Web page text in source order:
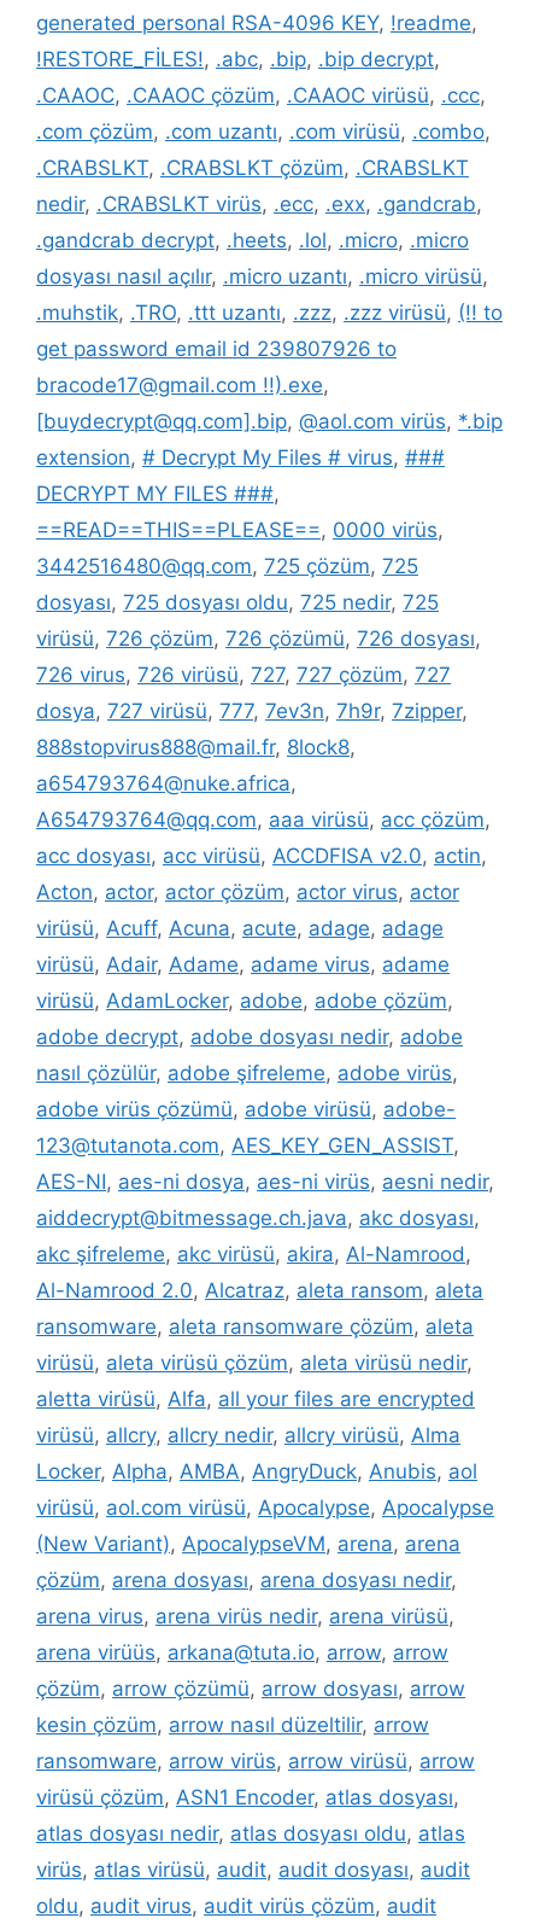
generated personal RSA-4096 KEY, !readme,
!RESTORE_FİLES!, .abc, .bip, .bip decrypt,
.CAAOC, .CAAOC çözüm, .CAAOC virüsü, .ccc,
.com çözüm, .com uzantı, .com virüsü, .combo,
.CRABSLKT, .CRABSLKT çözüm, .CRABSLKT
nedir, .CRABSLKT virüs, .ecc, .exx, .gandcrab,
.gandcrab decrypt, .heets, .lol, .micro, .micro
dosyası nasıl açılır, .micro uzantı, .micro virüsü,
.muhstik, .TRO, .ttt uzantı, .zzz, .zzz virüsü, (!! to
get password email id 239807926 to
bracode17@gmail.com !!).exe,
[buydecrypt@qq.com].bip, @aol.com virüs, *.bip
extension, # Decrypt My Files # virus, ###
DECRYPT MY FILES ###,
==READ==THIS==PLEASE==, 0000 virüs,
3442516480@qq.com, 725 çözüm, 725
dosyası, 725 dosyası oldu, 725 nedir, 725
virüsü, 726 çözüm, 726 çözümü, 726 dosyası,
726 virus, 726 virüsü, 727, 727 çözüm, 727
dosya, 727 virüsü, 777, 7ev3n, 7h9r, 7zipper,
888stopvirus888@mail.fr, 8lock8,
a654793764@nuke.africa,
A654793764@qq.com, aaa virüsü, acc çözüm,
acc dosyası, acc virüsü, ACCDFISA v2.0, actin,
Acton, actor, actor çözüm, actor virus, actor
virüsü, Acuff, Acuna, acute, adage, adage
virüsü, Adair, Adame, adame virus, adame
virüsü, AdamLocker, adobe, adobe çözüm,
adobe decrypt, adobe dosyası nedir, adobe
nasıl çözülür, adobe şifreleme, adobe virüs,
adobe virüs çözümü, adobe virüsü, adobe-
123@tutanota.com, AES_KEY_GEN_ASSIST,
AES-NI, aes-ni dosya, aes-ni virüs, aesni nedir,
aiddecrypt@bitmessage.ch.java, akc dosyası,
akc şifreleme, akc virüsü, akira, Al-Namrood,
Al-Namrood 2.0, Alcatraz, aleta ransom, aleta
ransomware, aleta ransomware çözüm, aleta
virüsü, aleta virüsü çözüm, aleta virüsü nedir,
aletta virüsü, Alfa, all your files are encrypted
virüsü, allcry, allcry nedir, allcry virüsü, Alma
Locker, Alpha, AMBA, AngryDuck, Anubis, aol
virüsü, aol.com virüsü, Apocalypse, Apocalypse
(New Variant), ApocalypseVM, arena, arena
çözüm, arena dosyası, arena dosyası nedir,
arena virus, arena virüs nedir, arena virüsü,
arena virüüs, arkana@tuta.io, arrow, arrow
çözüm, arrow çözümü, arrow dosyası, arrow
kesin çözüm, arrow nasıl düzeltilir, arrow
ransomware, arrow virüs, arrow virüsü, arrow
virüsü çözüm, ASN1 Encoder, atlas dosyası,
atlas dosyası nedir, atlas dosyası oldu, atlas
virüs, atlas virüsü, audit, audit dosyası, audit
oldu, audit virus, audit virüs çözüm, audit